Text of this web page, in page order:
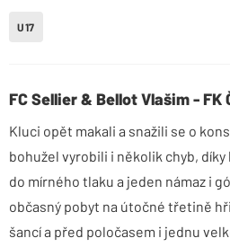
U17
FC Sellier& Bellot Vlašim - FK
Kluci opět makali a snažili se o
bohužel vyrobili i několik chyb,
do mírného tlaku a jeden námaz i
občasný pobyt na útočné třetině
šancí a před poločasem i jednu